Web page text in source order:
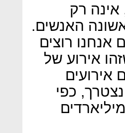
אינה רק
האנשים.
אנחנו רוצים
אירוע של
אירועים
כפי